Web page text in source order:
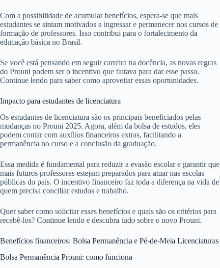
Com a possibilidade de acumular benefícios, espera-se que mais
estudantes se sintam motivados a ingressar e permanecer nos cursos de
formação de professores. Isso contribui para o fortalecimento da
educação básica no Brasil.
Se você está pensando em seguir carreira na docência, as novas regras
do Prouni podem ser o incentivo que faltava para dar esse passo.
Continue lendo para saber como aproveitar essas oportunidades.
Impacto para estudantes de licenciatura
Os estudantes de licenciatura são os principais beneficiados pelas
mudanças no Prouni 2025. Agora, além da bolsa de estudos, eles
podem contar com auxílios financeiros extras, facilitando a
permanência no curso e a conclusão da graduação.
Essa medida é fundamental para reduzir a evasão escolar e garantir que
mais futuros professores estejam preparados para atuar nas escolas
públicas do país. O incentivo financeiro faz toda a diferença na vida de
quem precisa conciliar estudos e trabalho.
Quer saber como solicitar esses benefícios e quais são os critérios para
recebê-los? Continue lendo e descubra tudo sobre o novo Prouni.
Benefícios financeiros: Bolsa Permanência e Pé-de-Meia Licenciaturas
Bolsa Permanência Prouni: como funciona